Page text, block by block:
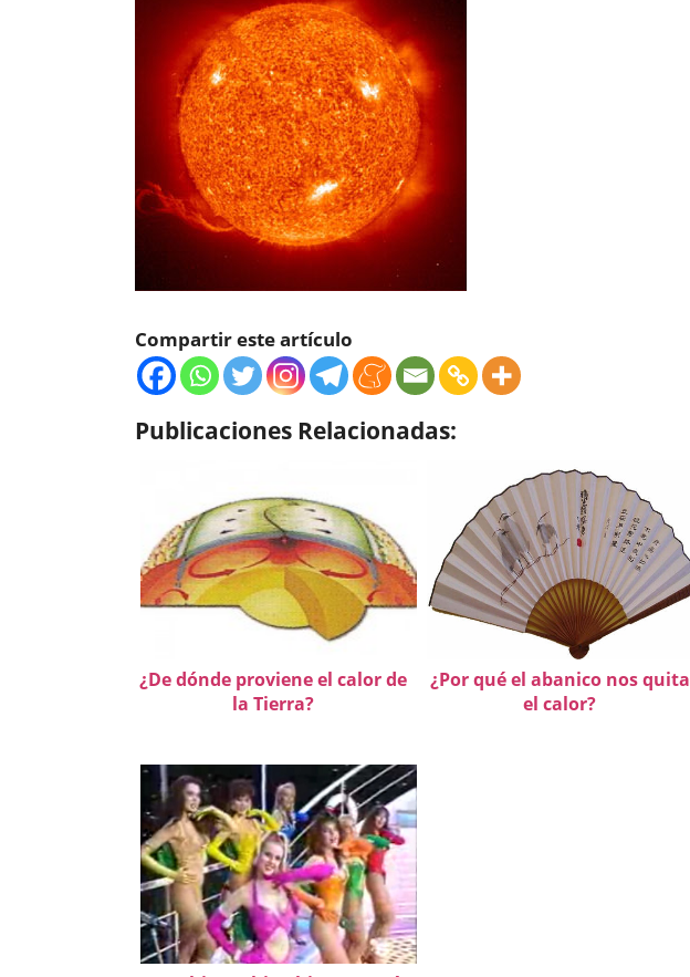
Compartir este artículo
Publicaciones Relacionadas:
¿De dónde proviene el calor de
la Tierra?
¿Por qué el abanico nos quita
el calor?